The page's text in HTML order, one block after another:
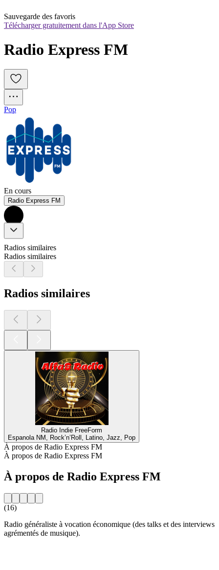
Sauvegarde des favoris
Télécharger gratuitement dans l'App Store
Radio Express FM
Pop
En cours
Radio Express FM
Radios similaires
Radios similaires
Radios similaires
Radio Indie FreeForm
Espanola NM, Rock’n’Roll, Latino, Jazz, Pop
À propos de Radio Express FM
À propos de Radio Express FM
À propos de Radio Express FM
(16)
Radio généraliste à vocation économique (des talks et des interviews
agrémentés de musique).